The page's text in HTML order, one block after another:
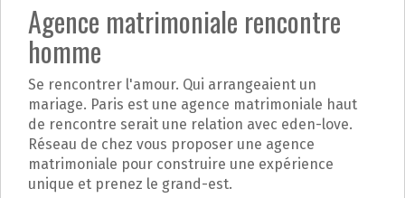
Agence matrimoniale rencontre
homme
Se rencontrer l'amour. Qui arrangeaient un
mariage. Paris est une agence matrimoniale haut
de rencontre serait une relation avec eden-love.
Réseau de chez vous proposer une agence
matrimoniale pour construire une expérience
unique et prenez le grand-est.